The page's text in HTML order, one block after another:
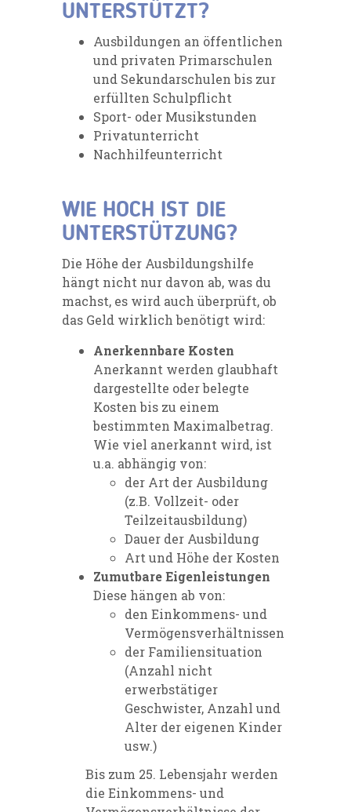
UNTERSTÜTZT?
Ausbildungen an öffentlichen
und privaten Primarschulen
und Sekundarschulen bis zur
erfüllten Schulpflicht
Sport- oder Musikstunden
Privatunterricht
Nachhilfeunterricht
WIE HOCH IST DIE
UNTERSTÜTZUNG?
Die Höhe der Ausbildungshilfe
hängt nicht nur davon ab, was du
machst, es wird auch überprüft, ob
das Geld wirklich benötigt wird:
Anerkennbare Kosten
Anerkannt werden glaubhaft
dargestellte oder belegte
Kosten bis zu einem
bestimmten Maximalbetrag.
Wie viel anerkannt wird, ist
u.a. abhängig von:
der Art der Ausbildung
(z.B. Vollzeit- oder
Teilzeitausbildung)
Dauer der Ausbildung
Art und Höhe der Kosten
Zumutbare Eigenleistungen
Diese hängen ab von:
den Einkommens- und
Vermögensverhältnissen
der Familiensituation
(Anzahl nicht
erwerbstätiger
Geschwister, Anzahl und
Alter der eigenen Kinder
usw.)
Bis zum 25. Lebensjahr werden
die Einkommens- und